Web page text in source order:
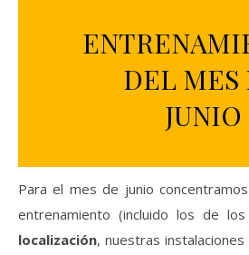
DEL MES
JUNIO
Para el mes de junio
entrenamiento (incluido los de
localización, nuestras